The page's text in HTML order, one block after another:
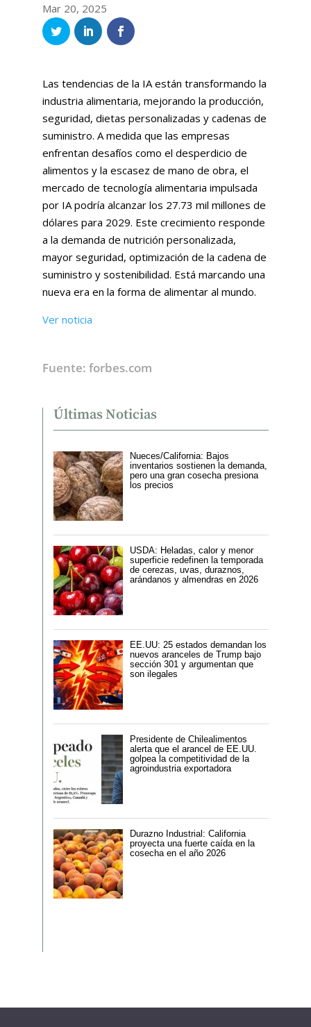
Mar 20, 2025
Las tendencias de la IA están transformando la
industria alimentaria, mejorando la producción,
seguridad, dietas personalizadas y cadenas de
suministro. A medida que las empresas
enfrentan desafíos como el desperdicio de
alimentos y la escasez de mano de obra, el
mercado de tecnología alimentaria impulsada
por IA podría alcanzar los 27.73 mil millones de
dólares para 2029. Este crecimiento responde
a la demanda de nutrición personalizada,
mayor seguridad, optimización de la cadena de
suministro y sostenibilidad. Está marcando una
nueva era en la forma de alimentar al mundo.
Ver noticia
Fuente: forbes.com
Últimas Noticias
Nueces/California: Bajos
inventarios sostienen la demanda,
pero una gran cosecha presiona
los precios
USDA: Heladas, calor y menor
superficie redefinen la temporada
de cerezas, uvas, duraznos,
arándanos y almendras en 2026
EE.UU: 25 estados demandan los
nuevos aranceles de Trump bajo
sección 301 y argumentan que
son ilegales
Presidente de Chilealimentos
alerta que el arancel de EE.UU.
golpea la competitividad de la
agroindustria exportadora
Durazno Industrial: California
proyecta una fuerte caída en la
cosecha en el año 2026